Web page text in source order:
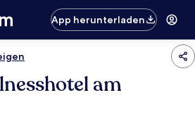
App herunterladen
am